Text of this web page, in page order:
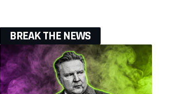
BREAK THE NEWS